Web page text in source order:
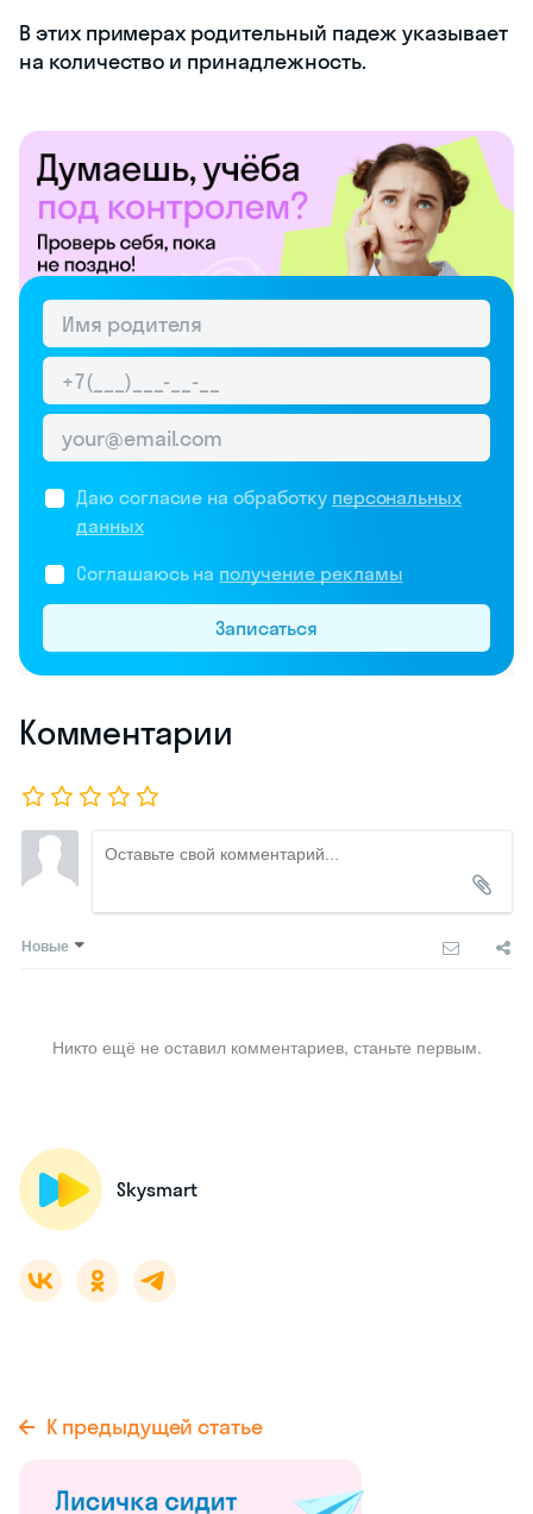
В этих примерах родительный падеж указывает
на количество и принадлежность.
Даю согласие на обработку персональных
данных
Соглашаюсь на получение рекламы
Записаться
Комментарии
Новые
Никто ещё не оставил комментариев, станьте первым.
Skysmart
К предыдущей статье